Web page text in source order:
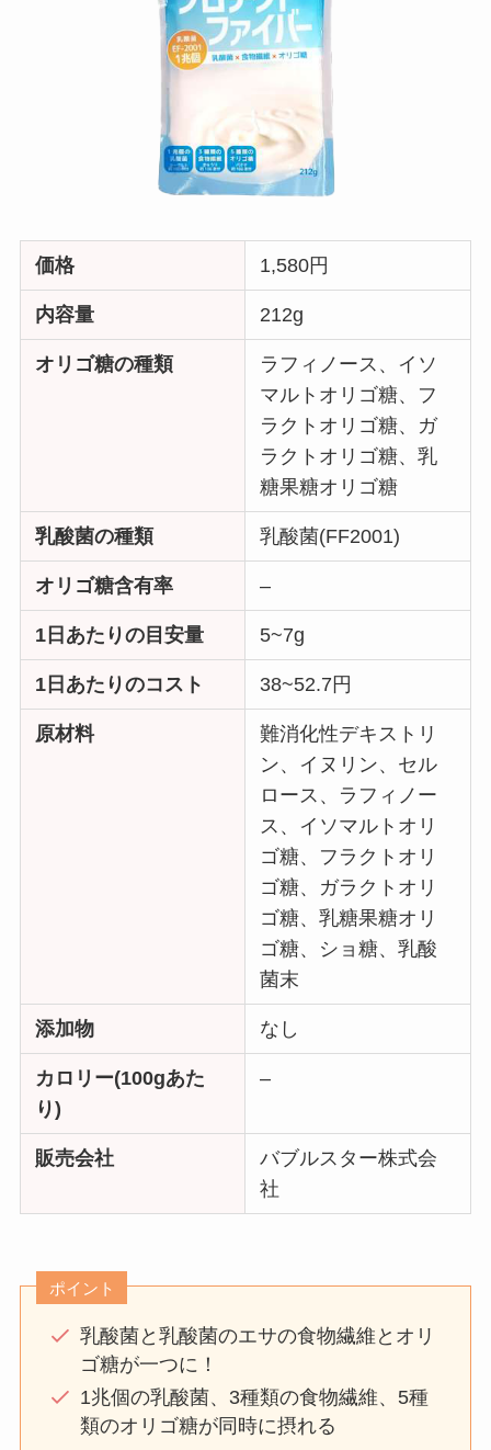
価格 1,580円
内容量 212g
オリゴ糖の種類
ラフィノース、イソ
マルトオリゴ糖、フ
ラクトオリゴ糖、ガ
ラクトオリゴ糖、乳
糖果糖オリゴ糖
乳酸菌の種類 乳酸菌(FF2001)
オリゴ糖含有率 –
1日あたりの目安量 5~7g
1日あたりのコスト 38~52.7円
原材料
難消化性デキストリ
ン、イヌリン、セル
ロース、ラフィノー
ス、イソマルトオリ
ゴ糖、フラクトオリ
ゴ糖、ガラクトオリ
ゴ糖、乳糖果糖オリ
ゴ糖、ショ糖、乳酸
菌末
添加物 なし
カロリー(100gあた
り)
–
販売会社
バブルスター株式会
社
ポイント
乳酸菌と乳酸菌のエサの食物繊維とオリ
ゴ糖が一つに！
1兆個の乳酸菌、3種類の食物繊維、5種
類のオリゴ糖が同時に摂れる